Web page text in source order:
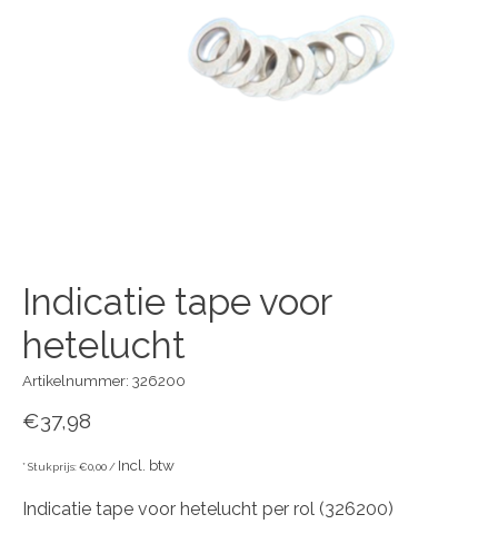
Indicatie tape voor
hetelucht
Artikelnummer: 326200
€37,98
* Stukprijs: €0,00 / Incl. btw
Indicatie tape voor hetelucht per rol (326200)